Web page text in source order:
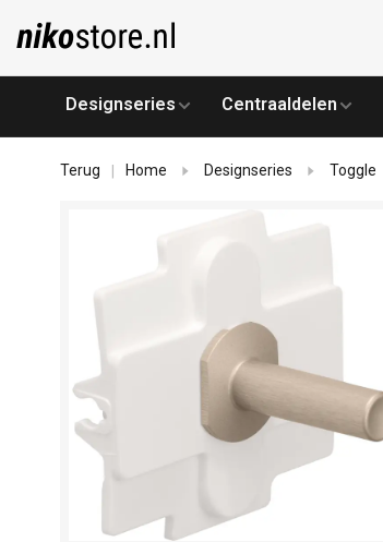
Designseries Centraaldelen
Terug Home Designseries Toggle